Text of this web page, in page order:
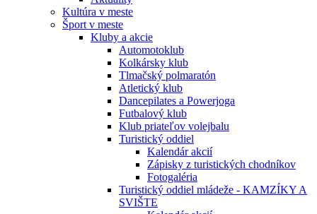
Kultúra v meste
Šport v meste
Kluby a akcie
Automotoklub
Kolkársky klub
Tlmačský polmaratón
Atletický klub
Dancepilates a Powerjoga
Futbalový klub
Klub priateľov volejbalu
Turistický oddiel
Kalendár akcií
Zápisky z turistických chodníkov
Fotogaléria
Turistický oddiel mládeže - KAMZÍKY A
SVIŠTE